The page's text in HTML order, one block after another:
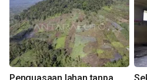
Penguasaan lahan tanpa